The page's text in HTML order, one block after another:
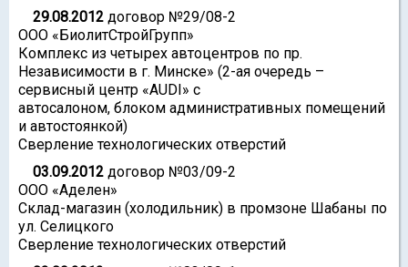
29.08.2012 договор №29/08-2
ООО «БиолитСтройГрупп»
Комплекс из четырех автоцентров по пр.
Независимости в г. Минске» (2-ая очередь –
сервисный центр «AUDI» с
автосалоном, блоком административных помещений
и автостоянкой)
Сверление технологических отверстий
03.09.2012 договор №03/09-2
ООО «Аделен»
Склад-магазин (холодильник) в промзоне Шабаны по
ул. Селицкого
Сверление технологических отверстий